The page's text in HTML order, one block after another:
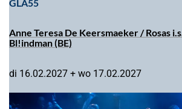
GLA55
Anne Teresa De Keersmaeker / Rosas
Bl!indman (BE)
di 16.02.2027 + wo 17.02.2027